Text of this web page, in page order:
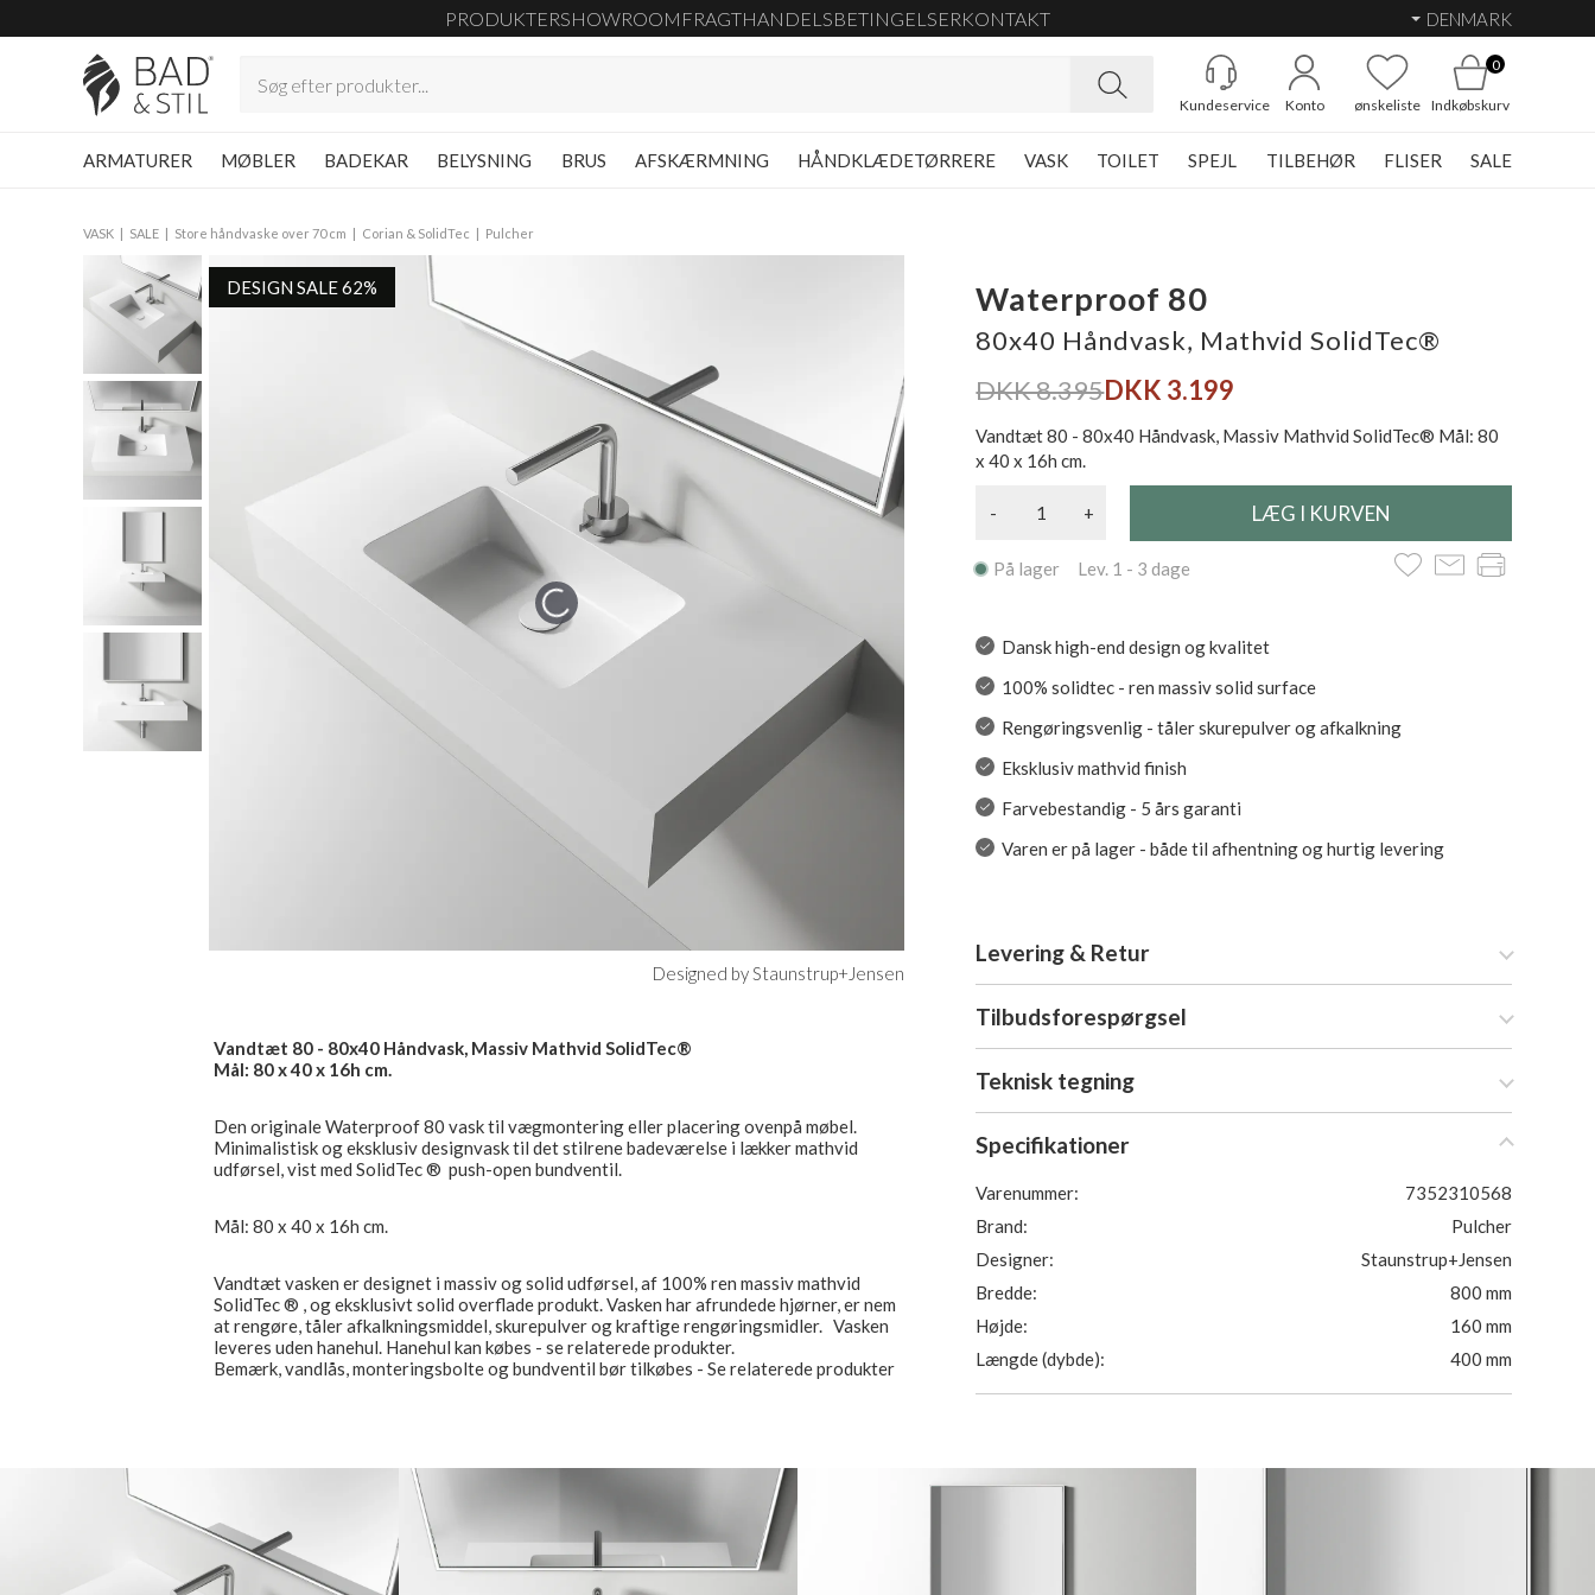
PRODUKTERSHOWROOM FRAGTHANDELSBETINGELSERKONTAKT DENMARK
Kundeservice Konto ønskeliste
0
Indkøbskurv
ARMATURER MØBLER BADEKAR BELYSNING BRUS AFSKÆRMNING HÅNDKLÆDETØRRERE VASK TOILET SPEJL TILBEHØR FLISER SALE
VASK SALE Store håndvaske over 70 cm Corian & SolidTec Pulcher
DESIGN SALE 62%
Designed by Staunstrup+Jensen
Vandtæt 80 - 80x40 Håndvask, Massiv Mathvid SolidTec®
Mål: 80 x 40 x 16h cm.
Den originale Waterproof 80 vask til vægmontering eller placering ovenpå møbel.
Minimalistisk og eksklusiv designvask til det stilrene badeværelse i lækker mathvid
udførsel, vist med SolidTec ® push-open bundventil.
Mål: 80 x 40 x 16h cm.
Vandtæt vasken er designet i massiv og solid udførsel, af 100% ren massiv mathvid
SolidTec ® , og eksklusivt solid overflade produkt. Vasken har afrundede hjørner, er nem
at rengøre, tåler afkalkningsmiddel, skurepulver og kraftige rengøringsmidler. Vasken
leveres uden hanehul. Hanehul kan købes - se relaterede produkter.
Bemærk, vandlås, monteringsbolte og bundventil bør tilkøbes - Se relaterede produkter
Waterproof 80
80x40 Håndvask, Mathvid SolidTec®
DKK 8.395DKK 3.199
Vandtæt 80 - 80x40 Håndvask, Massiv Mathvid SolidTec® Mål: 80
x 40 x 16h cm.
- +
På lager Lev. 1 - 3 dage
Dansk high-end design og kvalitet
100% solidtec - ren massiv solid surface
Rengøringsvenlig - tåler skurepulver og afkalkning
Eksklusiv mathvid finish
Farvebestandig - 5 års garanti
Varen er på lager - både til afhentning og hurtig levering
Levering & Retur
Tilbudsforespørgsel
Teknisk tegning
Specifikationer
Varenummer:
7352310568
Brand:
Pulcher
Designer:
Staunstrup+Jensen
Bredde:
800 mm
Højde:
160 mm
Længde (dybde):
400 mm